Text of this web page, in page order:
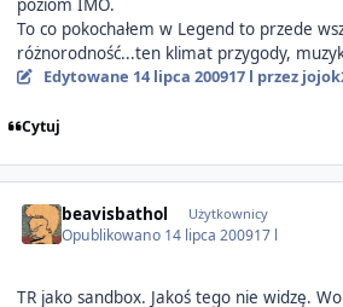
poziom IMO.
To co pokochałem w Legend to przede
różnorodność...ten klimat przygody,
Edytowane 14 lipca 200917 l przez
Cytuj
beavisbathol Użytkownicy
Opublikowano 14 lipca 200917 l
TR jako sandbox. Jakoś tego nie widzę.